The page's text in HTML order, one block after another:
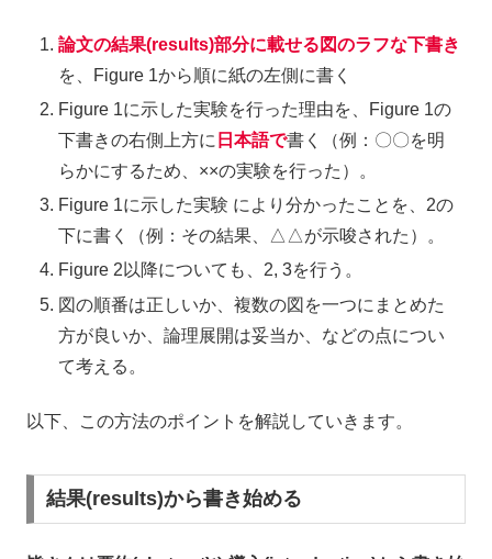
論文の結果(results)部分に載せる図のラフな下書き
を、Figure 1から順に紙の左側に書く
Figure 1に示した実験を行った理由を、Figure 1の
下書きの右側上方に 日本語で書く（例：〇〇を明
らかにするため、××の実験を行った）。
Figure 1に示した実験 により分かったことを、2の
下に書く（例：その結果、△△が示唆された）。
Figure 2以降についても、2, 3を行う。
図の順番は正しいか、複数の図を一つにまとめた
方が良いか、論理展開は妥当か、などの点につい
て考える。
以下、この方法のポイントを解説していきます。
結果(results)から書き始める